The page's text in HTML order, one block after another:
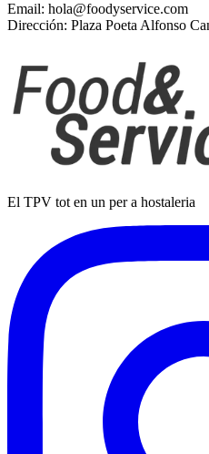
Email: hola@foodyservice.com
Dirección: Plaza Poeta Alfonso
El TPV tot en un per a hostaleria